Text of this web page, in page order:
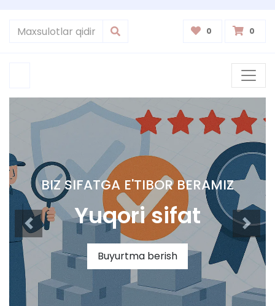
0 0
BIZ SIFATGA E'TIBOR BERAMIZ
Yuqori sifat
Buyurtma berish